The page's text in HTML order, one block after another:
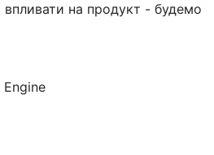
на продукт - будемо
Engine